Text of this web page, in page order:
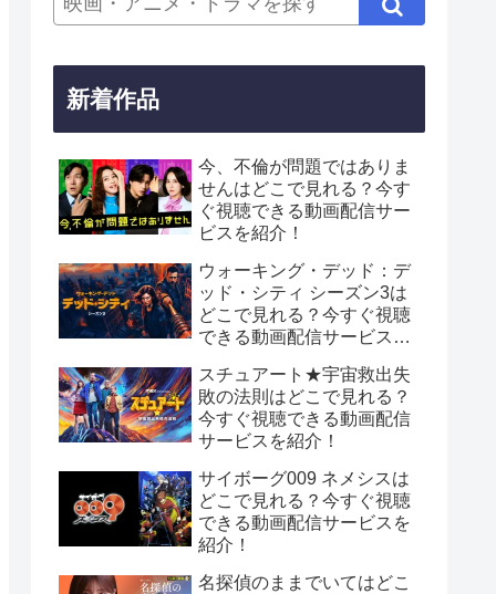
新着作品
今、不倫が問題ではありま
せんはどこで見れる？今す
ぐ視聴できる動画配信サー
ビスを紹介！
ウォーキング・デッド：デ
ッド・シティ シーズン3は
どこで見れる？今すぐ視聴
できる動画配信サービスを
スチュアート★宇宙救出失
敗の法則はどこで見れる？
今すぐ視聴できる動画配信
サービスを紹介！
サイボーグ009 ネメシスは
どこで見れる？今すぐ視聴
できる動画配信サービスを
紹介！
名探偵のままでいてはどこ